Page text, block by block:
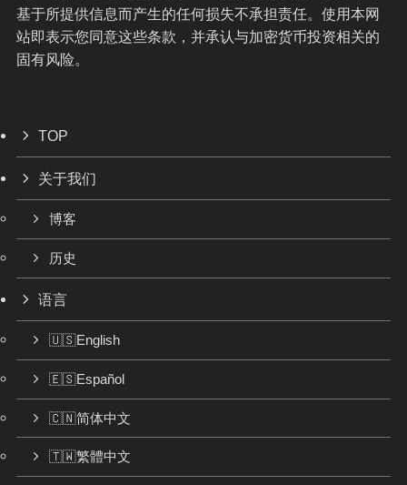
基于所提供信息而产生的任何损失不承担责任。使用本网
站即表示您同意这些条款，并承认与加密货币投资相关的
固有风险。
TOP
关于我们
博客
历史
语言
🇺🇸English
🇪🇸Español
🇨🇳简体中文
🇹🇼繁體中文